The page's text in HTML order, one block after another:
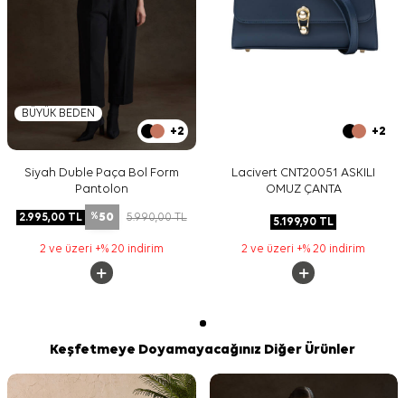
BÜYÜK BEDEN
+2
Siyah Duble Paça Bol Form
Pantolon
2.995,00TL %50 5.990,00TL
2 ve üzeri +% 20 indirim
+2
Lacivert CNT20051 ASKILI
OMUZ ÇANTA
5.199,90 TL
2 ve üzeri +% 20 indirim
Keşfetmeye Doyamayacağınız Diğer Ürünler